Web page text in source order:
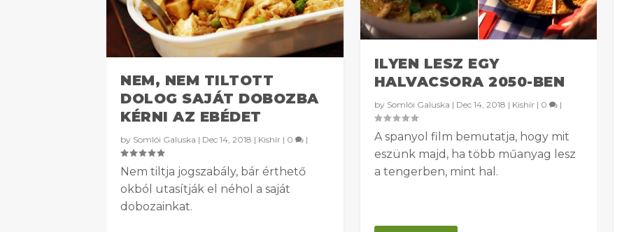
NEM, NEM TILTOTT
DOLOG SAJÁT DOBOZBA
KÉRNI AZ EBÉDET
by Somlói Galuska | Dec 14, 2018 | Kishír | 0 |
Nem tiltja jogszabály, bár érthető
okból utasítják el néhol a saját
dobozainkat.
ILYEN LESZ EGY
HALVACSORA 2050-BEN
by Somlói Galuska | Dec 14, 2018 | Kishír| 0 |
A spanyol film bemutatja, hogy mit
eszünk majd, ha több műanyag lesz
a tengerben, mint hal.